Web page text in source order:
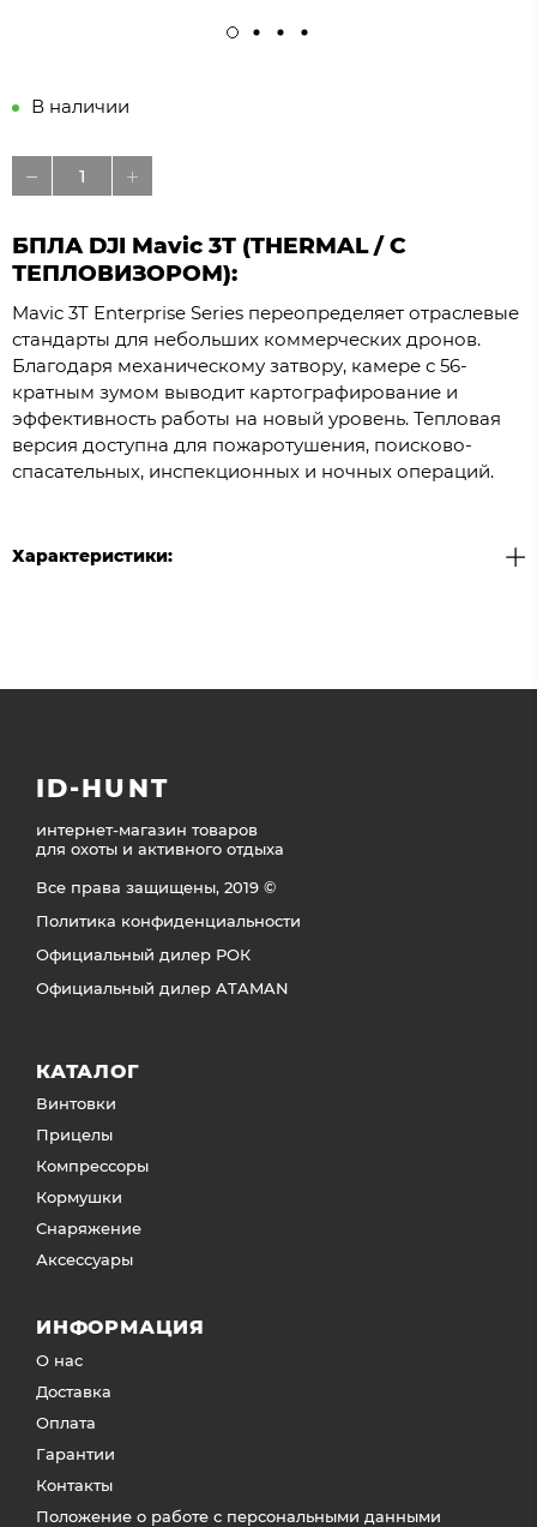
В наличии
БПЛА DJI Mavic 3T (THERMAL / С
ТЕПЛОВИЗОРОМ):
Mavic 3T Enterprise Series переопределяет отраслевые
стандарты для небольших коммерческих дронов.
Благодаря механическому затвору, камере с 56-
кратным зумом выводит картографирование и
эффективность работы на новый уровень. Тепловая
версия доступна для пожаротушения, поисково-
спасательных, инспекционных и ночных операций.
Характеристики:
ID-HUNT
интернет-магазин товаров
для охоты и активного отдыха
Все права защищены, 2019 ©
Политика конфиденциальности
Официальный дилер РОК
Официальный дилер ATAMAN
КАТАЛОГ
Винтовки
Прицелы
Компрессоры
Кормушки
Снаряжение
Аксессуары
ИНФОРМАЦИЯ
О нас
Доставка
Оплата
Гарантии
Контакты
Положение о работе с персональными данными